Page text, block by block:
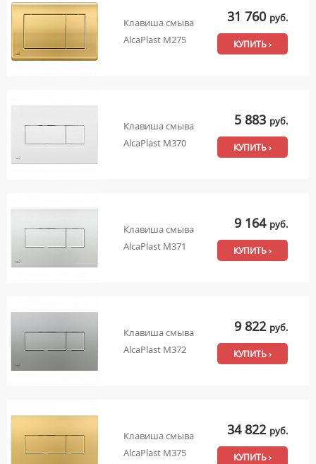
Клавиша смыва
AlcaPlast M275
31 760 руб.
КУПИТЬ ›
Клавиша смыва
AlcaPlast M370
5 883 руб.
КУПИТЬ ›
Клавиша смыва
AlcaPlast M371
9 164 руб.
КУПИТЬ ›
Клавиша смыва
AlcaPlast M372
9 822 руб.
КУПИТЬ ›
Клавиша смыва
AlcaPlast M375
34 822 руб.
КУПИТЬ ›